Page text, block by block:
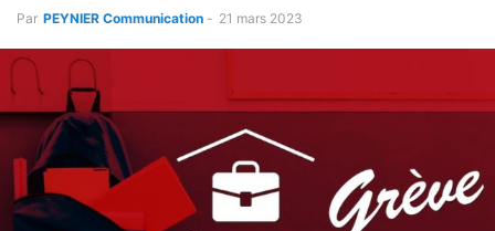
Par PEYNIER Communication - 21 mars 2023